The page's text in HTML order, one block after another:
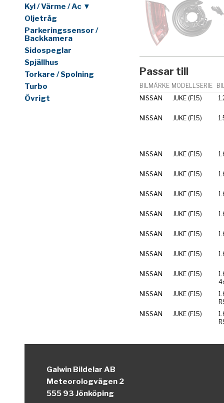
Kyl / Värme / Ac ▼
Oljetråg
Parkeringssensor /
Backkamera
Sidospeglar
Spjällhus
Torkare / Spolning
Turbo
Övrigt
Passar till
BILMÄRKE MODELLSERIE
NISSAN
JUKE (F15)
NISSAN JUKE (F15)
NISSAN JUKE (F15)
NISSAN JUKE (F15)
NISSAN JUKE (F15)
NISSAN JUKE (F15)
NISSAN JUKE (F15)
NISSAN JUKE (F15)
NISSAN JUKE (F15)
NISSAN
JUKE (F15)
NISSAN
JUKE (F15)
Galwin Bildelar AB
Meteorologvägen 2
555 93 Jönköping